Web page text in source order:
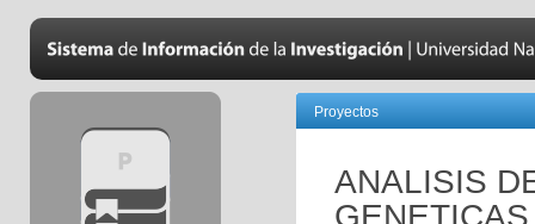
Proyectos
ANALISIS